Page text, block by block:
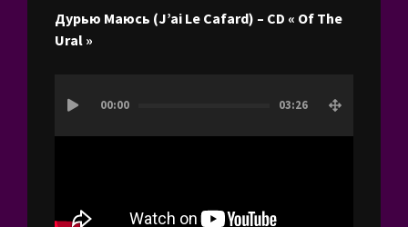
Дурью Маюсь (J’ai Le Cafard) – CD « Of The
Ural »
vidéo
00:00 03:26